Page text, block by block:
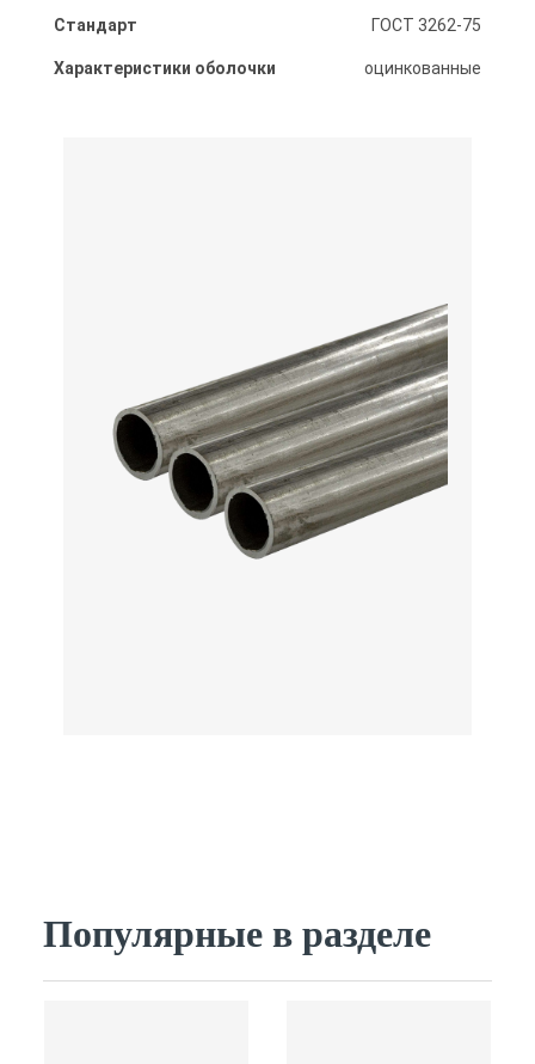
Стандарт ГОСТ 3262-75
Характеристики оболочки оцинкованные
Популярные в разделе